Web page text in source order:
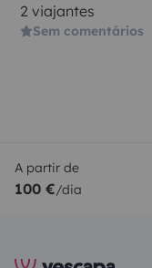
2 viajantes
Sem comentários
A partir de
100 €/dia